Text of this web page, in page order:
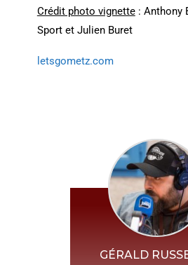
Crédit photo vignette: Anthony
Sport et Julien Buret
letsgometz.com
GÉRALD